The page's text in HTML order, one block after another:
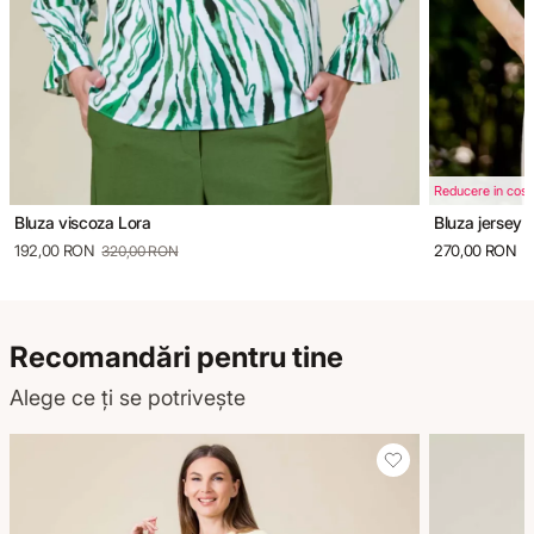
Bluza viscoza Lora
192,00 RON 320,00 RON
Reducere in cos
Bluza jersey
270,00 RON
Recomandări pentru tine
Alege ce ți se potrivește